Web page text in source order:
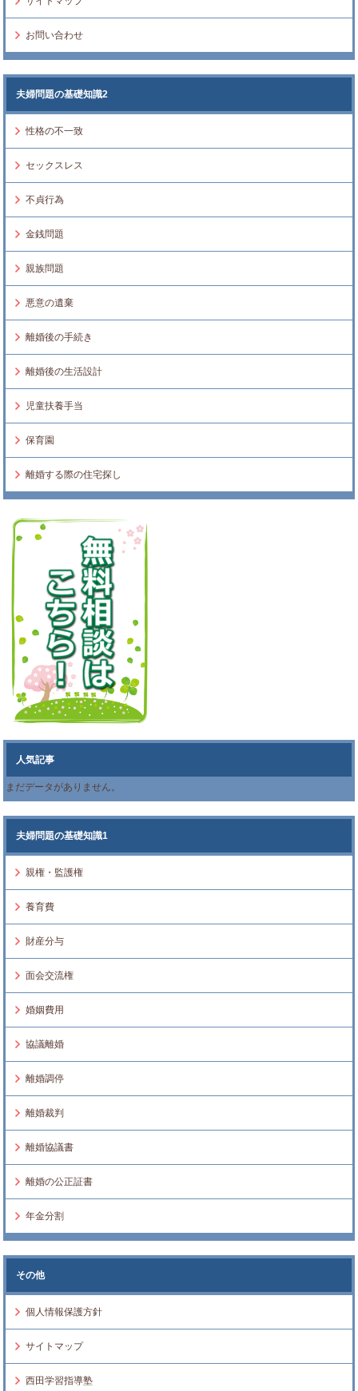
お問い合わせ
夫婦問題の基礎知識2
性格の不一致
セックスレス
不貞行為
金銭問題
親族問題
悪意の遺棄
離婚後の手続き
離婚後の生活設計
児童扶養手当
保育園
離婚する際の住宅探し
人気記事
まだデータがありません。
夫婦問題の基礎知識1
親権・監護権
養育費
財産分与
面会交流権
婚姻費用
協議離婚
離婚調停
離婚裁判
離婚協議書
離婚の公正証書
年金分割
その他
個人情報保護方針
サイトマップ
西田学習指導塾